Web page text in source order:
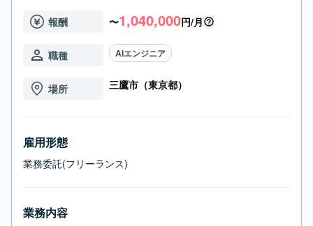
報酬 〜1,040,000円/月
職種 AIエンジニア
場所 三鷹市（東京都）
雇用形態
業務委託(フリーランス)
業務内容